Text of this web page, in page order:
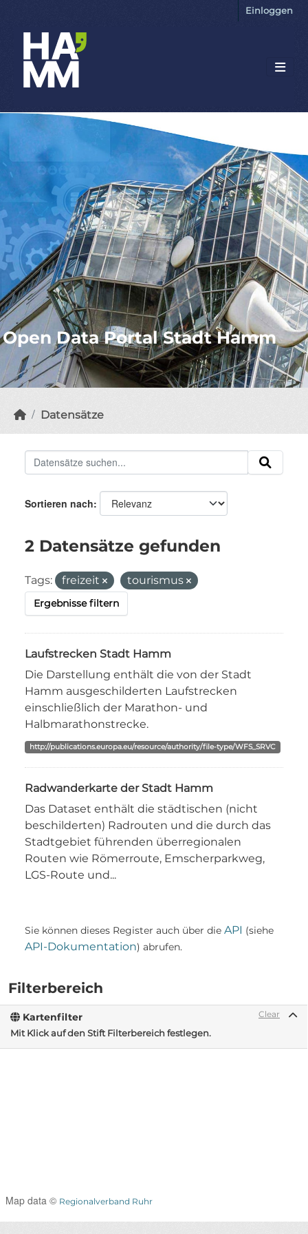
Einloggen
Open Data Portal Stadt Hamm
Datensätze
Filterbereich
Clear
Kartenfilter
Mit Klick auf den Stift Filterbereich festlegen.
Map data © Regionalverband Ruhr
Sortieren nach
2 Datensätze gefunden
Tags: freizeit tourismus
Ergebnisse filtern
Laufstrecken Stadt Hamm
Die Darstellung enthält die von der Stadt
Hamm ausgeschilderten Laufstrecken
einschließlich der Marathon- und
Halbmarathonstrecke.
http://publications.europa.eu/resource/authority/file-type/WFS_SRVC
Radwanderkarte der Stadt Hamm
Das Dataset enthält die städtischen (nicht
beschilderten) Radrouten und die durch das
Stadtgebiet führenden überregionalen
Routen wie Römerroute, Emscherparkweg,
LGS-Route und...
Sie können dieses Register auch über die API (siehe
API-Dokumentation) abrufen.